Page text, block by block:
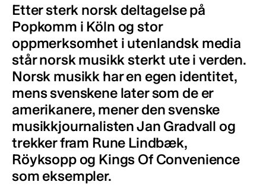
Etter sterk norsk deltagelse på
Popkomm i Köln og stor
oppmerksomhet i utenlandsk media
står norsk musikk sterkt ute i verden.
Norsk musikk har en egen identitet,
mens svenskene later som de er
amerikanere, mener den svenske
musikkjournalisten Jan Gradvall og
trekker fram Rune Lindbæk,
Röyksopp og Kings Of Convenience
som eksempler.